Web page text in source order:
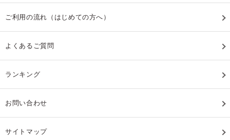
ご利用の流れ（はじめての方へ）
よくあるご質問
ランキング
お問い合わせ
サイトマップ